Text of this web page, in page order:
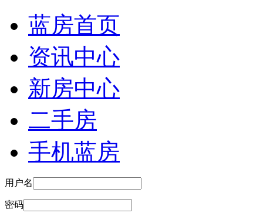
蓝房首页
资讯中心
新房中心
二手房
手机蓝房
用户名
密码